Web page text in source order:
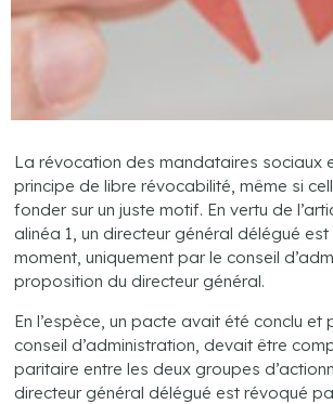
La révocation des mandataires sociaux
principe de libre révocabilité, même si
fonder sur un juste motif. En vertu de
alinéa 1, un directeur général délégué
moment, uniquement par le conseil
proposition du directeur général.
En l’espèce, un pacte avait été conclu et
conseil d’administration, devait être
paritaire entre les deux groupes
directeur général délégué est révoqué